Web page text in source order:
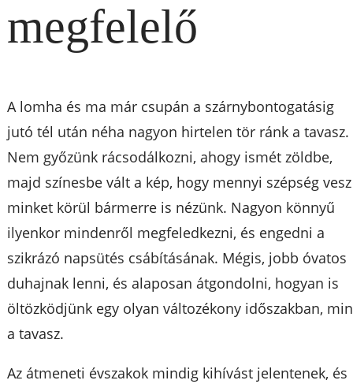
megfelelő
A lomha és ma már csupán a szárnybontogatásig
jutó tél után néha nagyon hirtelen tör ránk a tavasz.
Nem győzünk rácsodálkozni, ahogy ismét zöldbe,
majd színesbe vált a kép, hogy mennyi szépség vesz
minket körül bármerre is nézünk. Nagyon könnyű
ilyenkor mindenről megfeledkezni, és engedni a
szikrázó napsütés csábításának. Mégis, jobb óvatos
duhajnak lenni, és alaposan átgondolni, hogyan is
öltözködjünk egy olyan változékony időszakban,
a tavasz.
Az átmeneti évszakok mindig kihívást jelentenek, és